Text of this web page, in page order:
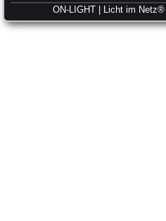
ON-LIGHT | Licht im Netz®